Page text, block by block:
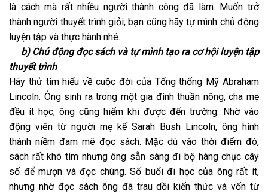
là cách mà rất nhiều người thành công đã làm. Muốn trở
thành người thuyết trình giỏi, bạn cũng hãy tự mình chủ động
luyện tập và thực hành nhé.
b) Chủ động đọc sách và tự mình tạo ra cơ hội luyện tập
thuyết trình
Hãy thử tìm hiểu về cuộc đời của Tổng thống Mỹ Abraham
Lincoln. Ông sinh ra trong một gia đình thuần nông, cha mẹ
đều ít học, ông cũng hiếm khi được đến trường. Nhờ vào
động viên từ người mẹ kế Sarah Bush Lincoln, ông hình
thành niềm đam mê đọc sách. Mặc dù vào thời điểm đó,
sách rất khó tìm nhưng ông sẵn sàng đi bộ hàng chục cây
số để mượn và đọc chúng. Số buổi đi học của ông rất ít,
nhưng nhờ đọc sách ông đã trau dồi kiến thức và vốn từ